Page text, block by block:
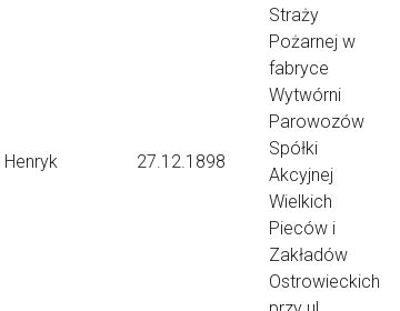
Henryk 27.12.1898
Straży
Pożarnej w
fabryce
Wytwórni
Parowozów
Spółki
Akcyjnej
Wielkich
Pieców i
Zakładów
Ostrowieckich